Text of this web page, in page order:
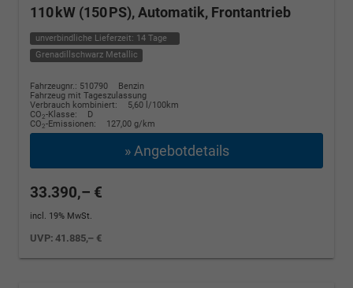
110 kW (150 PS), Automatik, Frontantrieb
unverbindliche Lieferzeit: 14 Tage
Grenadillschwarz Metallic
Fahrzeugnr.: 510790
Benzin
Fahrzeug mit Tageszulassung
Verbrauch kombiniert:
5,60 l/100km
CO2-Klasse:
D
CO2-Emissionen: 127,00 g/km
» Angebotdetails
33.390,– €
incl. 19% MwSt.
UVP:41.885,– €